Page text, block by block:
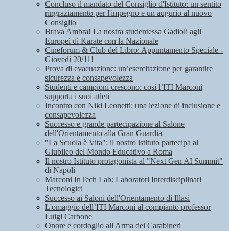
Concluso il mandato del Consiglio d'Istituto: un sentito
ringraziamento per l'impegno e un augurio al nuovo
Consiglio
Brava Ambra! La nostra studentessa Gadioli agli
Europei di Karate con la Nazionale
Cineforum & Club del Libro: Appuntamento Speciale -
Giovedì 20/11!
Prova di evacuazione: un’esercitazione per garantire
sicurezza e consapevolezza
Studenti e campioni crescono: così l’ITI Marconi
supporta i suoi atleti
Incontro con Niki Leonetti: una lezione di inclusione e
consapevolezza
Successo e grande partecipazione al Salone
dell'Orientamento alla Gran Guardia
"La Scuola è Vita": il nostro istituto partecipa al
Giubileo del Mondo Educativo a Roma
Il nostro Istituto protagonista al "Next Gen AI Summit"
di Napoli
Marconi InTech Lab: Laboratori Interdisciplinari
Tecnologici
Successo ai Saloni dell'Orientamento di Illasi
L'omaggio dell’ITI Marconi al compianto professor
Luigi Carbone
Onore e cordoglio all'Arma dei Carabineri